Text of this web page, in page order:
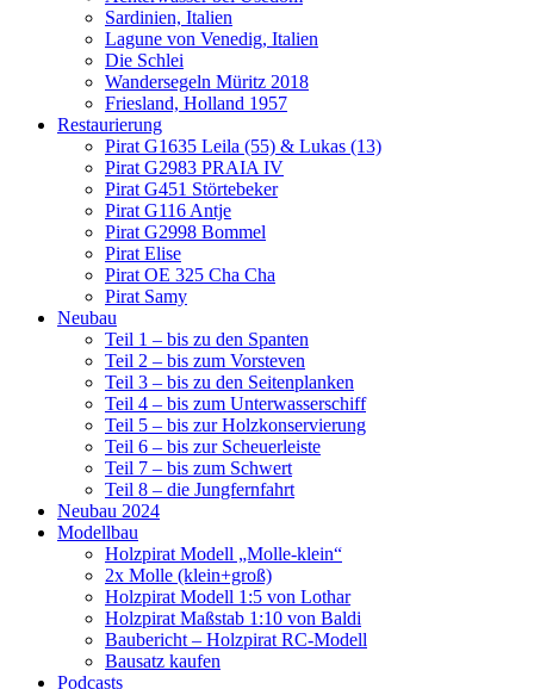
Sardinien, Italien
Lagune von Venedig, Italien
Die Schlei
Wandersegeln Müritz 2018
Friesland, Holland 1957
Restaurierung
Pirat G1635 Leila (55) & Lukas (13)
Pirat G2983 PRAIA IV
Pirat G451 Störtebeker
Pirat G116 Antje
Pirat G2998 Bommel
Pirat Elise
Pirat OE 325 Cha Cha
Pirat Samy
Neubau
Teil 1 – bis zu den Spanten
Teil 2 – bis zum Vorsteven
Teil 3 – bis zu den Seitenplanken
Teil 4 – bis zum Unterwasserschiff
Teil 5 – bis zur Holzkonservierung
Teil 6 – bis zur Scheuerleiste
Teil 7 – bis zum Schwert
Teil 8 – die Jungfernfahrt
Neubau 2024
Modellbau
Holzpirat Modell „Molle-klein“
2x Molle (klein+groß)
Holzpirat Modell 1:5 von Lothar
Holzpirat Maßstab 1:10 von Baldi
Baubericht – Holzpirat RC-Modell
Bausatz kaufen
Podcasts